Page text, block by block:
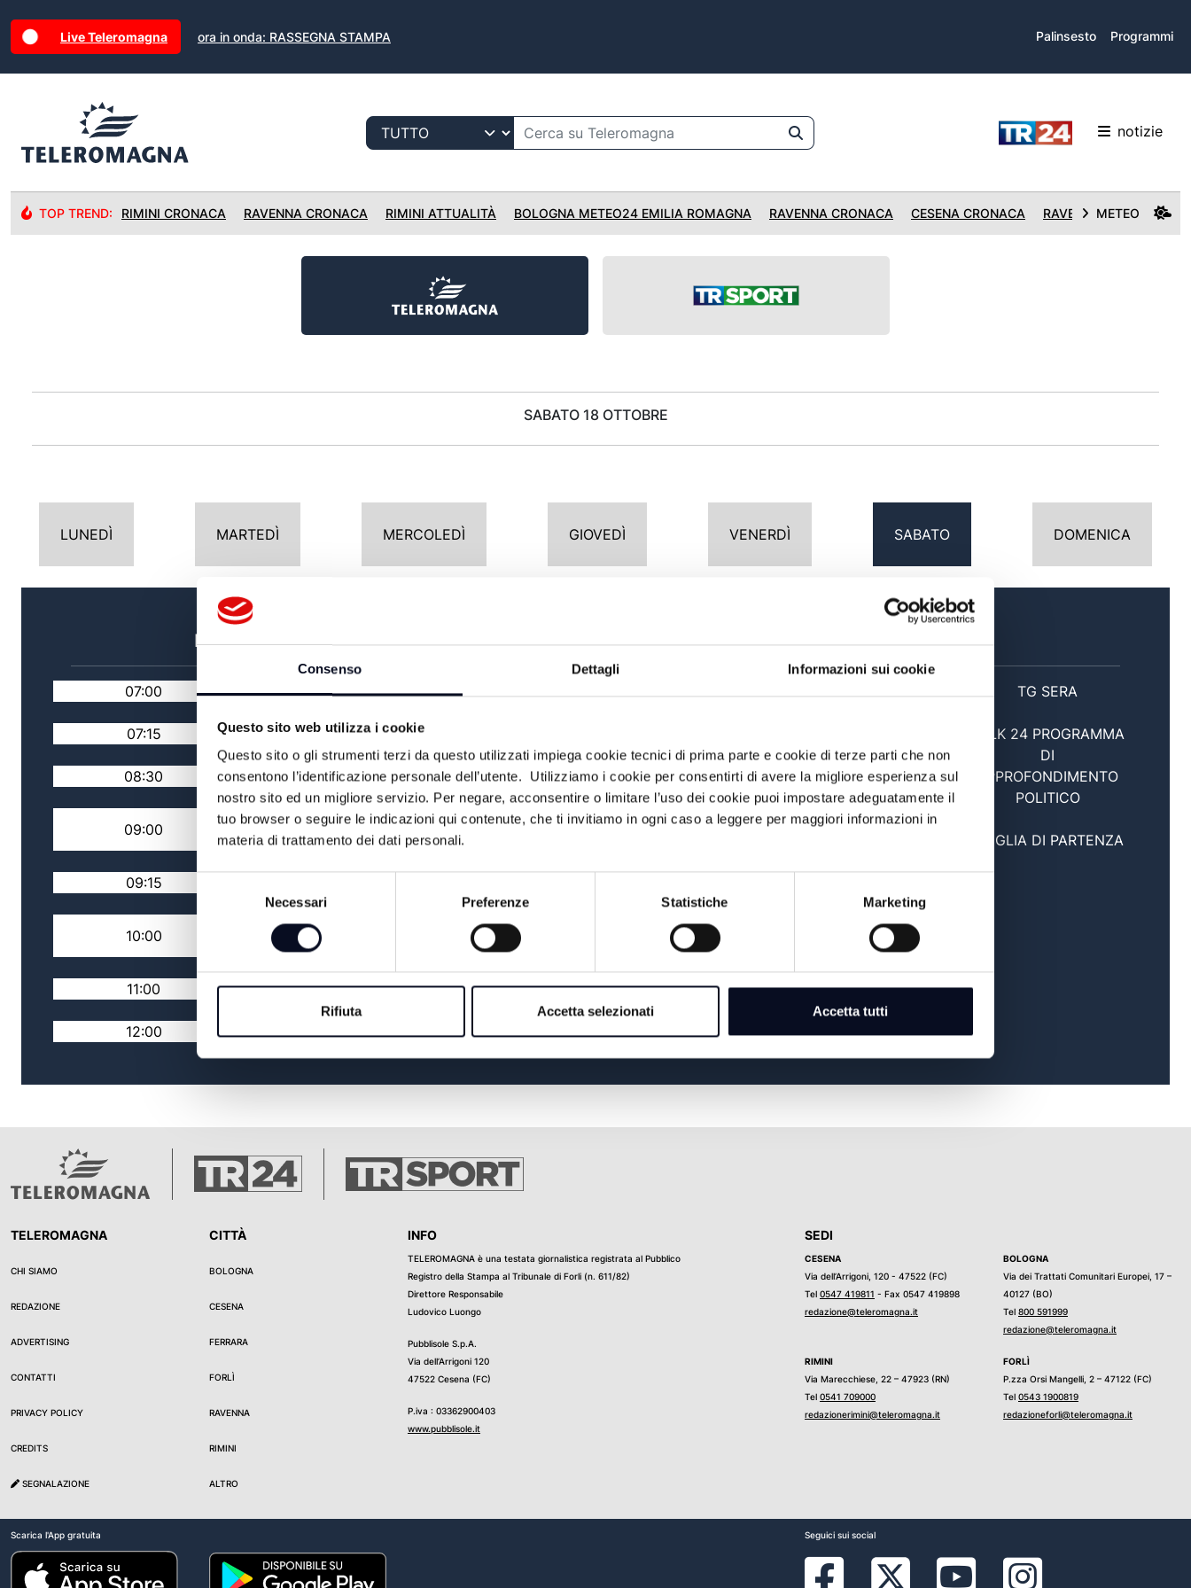
Consenso Dettagli Informazioni sui cookie
Questo sito web utilizza i cookie
Questo sito o gli strumenti terzi da questo utilizzati impiega cookie tecnici di prima parte e cookie di terze parti che non
consentono l’identificazione personale dell’utente. Utilizziamo i cookie per consentirti di avere la migliore esperienza sul
nostro sito ed un migliore servizio. Per negare, acconsentire o limitare l’uso dei cookie puoi impostare adeguatamente il
tuo browser o seguire le indicazioni qui contenute, che ti invitiamo in ogni caso a leggere per maggiori informazioni in
materia di trattamento dei dati personali.
Necessari Preferenze Statistiche Marketing
Rifiuta Accetta selezionati Accetta tutti
Live Teleromagna ora in onda: RASSEGNA STAMPA Palinsesto Programmi
notizie
TOP TREND: RIMINI CRONACA RAVENNA CRONACA RIMINI ATTUALITÀ BOLOGNA METEO24 EMILIA ROMAGNA RAVENNA CRONACA CESENA CRONACA RAVENNA CRONACA
METEO
SABATO 18 OTTOBRE
LUNEDÌ MARTEDÌ MERCOLEDÌ GIOVEDÌ VENERDÌ SABATO DOMENICA
MATTINA
07:00 TG MATTINA
07:15 RASSEGNA STAMPA
08:30 PERIFERIE DEL MONDO
09:00
RASSEGNA STAMPA
NAZIONALE
09:15
10:00
RASSEGNA STAMPA
LOCALE
11:00 TUTTO BENE TV
12:00 TG FLASH
POMERIGGIO
13:00 DUETTO IN CUCINA
15:00 AGRILINEA
17:00 TG GIORNO
18:15
19:00 TG SERA
19:30 PERIFERIE DEL MONDO
DENTRO LA NOTIZIA
SERA
20:30 TG SERA
21:00
TALK 24 PROGRAMMA
DI
APPROFONDIMENTO
POLITICO
GRIGLIA DI PARTENZA
TELEROMAGNA
CHI SIAMO
REDAZIONE
ADVERTISING
CONTATTI
PRIVACY POLICY
CREDITS
SEGNALAZIONE
CITTÀ
BOLOGNA
CESENA
FERRARA
FORLÌ
RAVENNA
RIMINI
ALTRO
INFO
TELEROMAGNA è una testata giornalistica registrata al Pubblico
Registro della Stampa al Tribunale di Forli (n. 611/82)
Direttore Responsabile
Ludovico Luongo
Pubblisole S.p.A.
Via dell’Arrigoni 120
47522 Cesena (FC)
P.iva : 03362900403
www.pubblisole.it
SEDI
CESENA
Via dell’Arrigoni, 120 - 47522 (FC)
Tel 0547 419811 - Fax 0547 419898
redazione@teleromagna.it
BOLOGNA
Via dei Trattati Comunitari Europei, 17 –
40127 (BO)
Tel 800 591999
redazione@teleromagna.it
RIMINI
Via Marecchiese, 22 – 47923 (RN)
Tel 0541 709000
redazionerimini@teleromagna.it
FORLÌ
P.zza Orsi Mangelli, 2 – 47122 (FC)
Tel 0543 1900819
redazioneforli@teleromagna.it
Scarica l'App gratuita Seguici sui social